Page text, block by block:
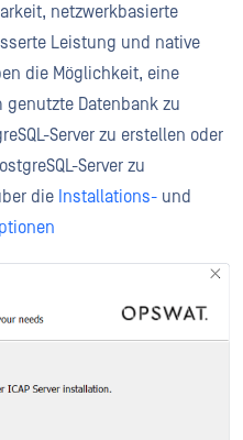
netzwerkbasierte
Leistung und native
die Möglichkeit, eine
Datenbank zu
Server zu erstellen oder
Server zu
die Installations- und